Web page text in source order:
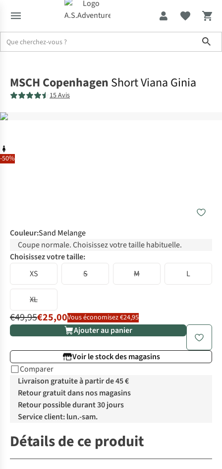
-50%
MSCH Copenhagen Short Viana Ginia
15 Avis
Couleur:Sand Melange
Coupe normale. Choisissez votre taille habituelle.
Choisissez votre taille:
XS
S M L
XL
€49,95€25,00Vous économisez €24,95
Ajouter au panier
Voir le stock des magasins
Comparer
Livraison gratuite à partir de 45 €
Retour gratuit dans nos magasins
Retour possible durant 30 jours
Service client: lun.-sam.
Détails de ce produit